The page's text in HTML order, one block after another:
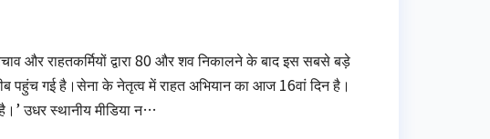
और राहतकर्मियों द्वारा 80 और शव निकालने के बाद इस सबसे बड़े
पहुंच गई है।सेना के नेतृत्व में राहत अभियान का आज 16वां दिन है।
उधर स्थानीय मीडिया न…